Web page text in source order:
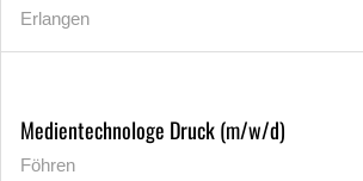
Erlangen
Medientechnologe Druck (m/w/d)
Föhren